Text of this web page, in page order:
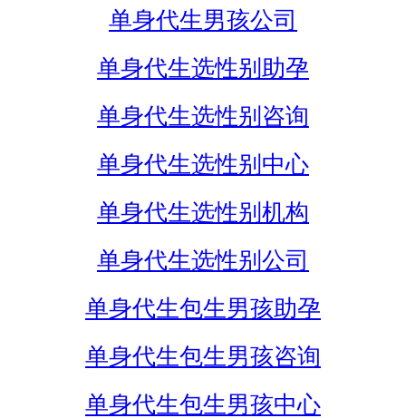
单身代生男孩公司
单身代生选性别助孕
单身代生选性别咨询
单身代生选性别中心
单身代生选性别机构
单身代生选性别公司
单身代生包生男孩助孕
单身代生包生男孩咨询
单身代生包生男孩中心